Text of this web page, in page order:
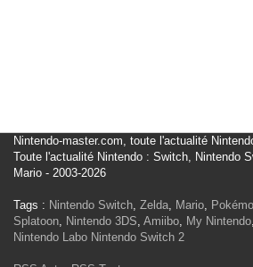
Nintendo-master.com, toute l'actualité
Toute l'actualité Nintendo : Switch, Nintendo
Mario - 2003-2026
Tags : Nintendo Switch, Zelda, Mario,
Splatoon, Nintendo 3DS, Amiibo, My Nintendo,
Nintendo Labo Nintendo Switch 2